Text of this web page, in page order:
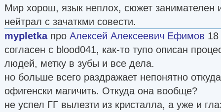
Мир хорош, язык неплох, сюжет занимателен
нейтрал с зачаткми совести.
mypletkaпро Алексей Алексеевич Ефимов 18
согласен с blood041, как-то тупо описан
людей, метку в зубы и все дела.
но больше всего раздражает непонятно
офигенски магичить. Откуда она вообще?
не успел ГГ вылезти из кристалла, а уже и